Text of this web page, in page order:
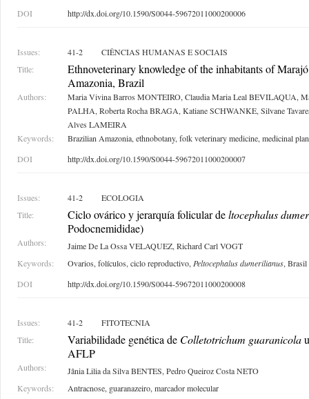
DOI
http://dx.doi.org/10.1590/S0044-59672011000200006
Issues: 41-2
CIÊNCIAS HUMANAS E SOCIAIS
Title:
Ethnoveterinary knowledge of the inhabitants of
Amazonia, Brazil
Authors:
Maria Vivina Barros MONTEIRO, Claudia Maria Leal BEVILAQUA,
PALHA, Roberta Rocha BRAGA, Katiane SCHWANKE, Silvane
Alves LAMEIRA
Keywords:
Brazilian Amazonia, ethnobotany, folk veterinary medicine, medicinal
DOI
http://dx.doi.org/10.1590/S0044-59672011000200007
Issues: 41-2
ECOLOGIA
Title:
Ciclo ovárico y jerarquía folicular deltocephalus
Podocnemididae)
Authors:
Jaime De La Ossa VELAQUEZ, Richard Carl VOGT
Keywords:
Ovarios, folículos, ciclo reproductivo, Peltocephalus dumerilianus, Brasil
DOI
http://dx.doi.org/10.1590/S0044-59672011000200008
Issues: 41-2
FITOTECNIA
Title:
Variabilidade genética de Colletotrichum guaranicola
AFLP
Authors:
Jânia Lilia da Silva BENTES, Pedro Queiroz Costa NETO
Keywords:
Antracnose, guaranazeiro, marcador molecular